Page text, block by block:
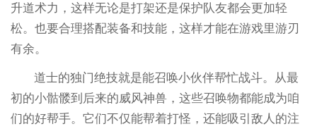
升道术力，这样无论是打架还是保护队友都会更加轻
松。也要合理搭配装备和技能，这样才能在游戏里游刃
有余。
道士的独门绝技就是能召唤小伙伴帮忙战斗。从最
初的小骷髅到后来的威风神兽，这些召唤物都能成为咱
们的好帮手。它们不仅能帮着打怪，还能吸引敌人的注